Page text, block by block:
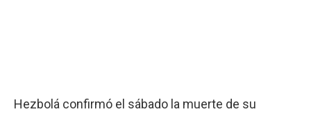
Hezbolá confirmó el sábado la muerte de su